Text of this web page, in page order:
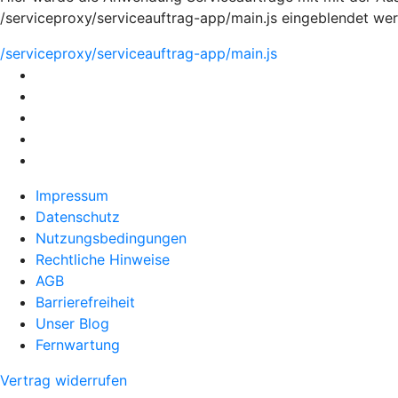
/serviceproxy/serviceauftrag-app/main.js eingeblendet
/serviceproxy/serviceauftrag-app/main.js
Impressum
Datenschutz
Nutzungsbedingungen
Rechtliche Hinweise
AGB
Barrierefreiheit
Unser Blog
Fernwartung
Vertrag widerrufen